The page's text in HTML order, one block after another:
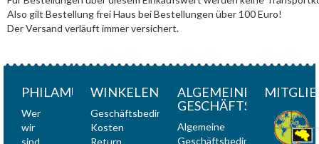
Also gilt Bestellung frei Haus bei Bestellungen über 100 Euro!
Der Versand verläuft immer versichert.
PHILAMUNDI
Wer
wir
sind
WINKELEN
Geschäftsbedingungen
Kosten
Return
ALGEMEINE
Algemeine
Geschäftsbedingungen